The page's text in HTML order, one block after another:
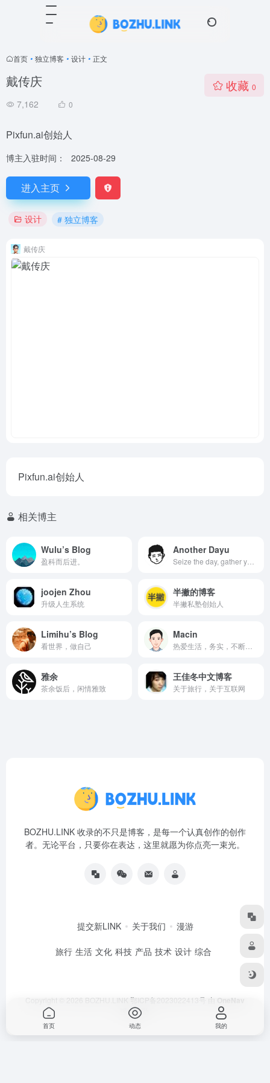
首页 • 独立博客 • 设计 • 正文
戴传庆
7,162 0
收藏 0
Pixfun.ai创始人
博主入驻时间： 2025-08-29
进入主页
设计 # 独立博客
戴传庆
Pixfun.ai创始人
相关博主
Wulu’s Blog
盈科而后进。
Another Dayu
joojen Zhou
升级人生系统
半撇的博客
半撇私塾创始人
Limihu’s Blog
看世界，做自己
Macin
雅余
茶余饭后，闲情雅致
王佳冬中文博客
关于旅行，关于互联网
BOZHU.LINK 收录的不只是博客，是每一个认真创作的创作
者。无论平台，只要你在表达，这里就愿为你点亮一束光。
提交新LINK 关于我们 漫游
旅行 生活 文化 科技 产品 技术 设计 综合
Copyright © 2026 BOZHU.LINK 鄂ICP备2023022413号 由 OneNav
强力驱动
首页 动态 我的